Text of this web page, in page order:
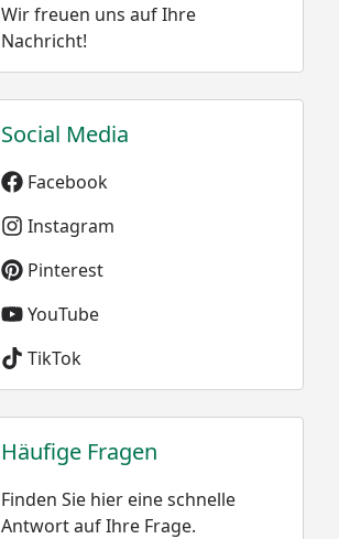
Wir freuen uns auf Ihre
Nachricht!
Social Media
Facebook
Instagram
Pinterest
YouTube
TikTok
Häufige Fragen
Finden Sie hier eine schnelle
Antwort auf Ihre Frage.